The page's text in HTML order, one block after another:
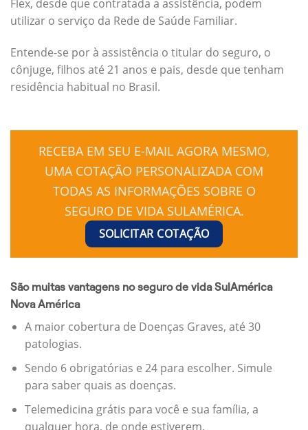
Flex, desde que contratada a assistência, podem
utilizar o serviço da Rede de Saúde Familiar.
Entende-se por à assistência o titular do seguro, o
cônjuge, filhos até 21 anos e pais, desde que tenham
residência habitual no Brasil.
RECEBA EM SEU E-MAIL AGORA MESMO,
UMA COTAÇÃO PERSONALIZADA COM
TODAS AS INFORMAÇÕES SOBRE O
SEGURO DE VIDA SULAMÉRICA.
SOLICITAR COTAÇÃO
São muitas vantagens no seguro de vida SulAmérica
Nova América
A maior cobertura de Doenças Graves, até 30
patologias.
Sendo 6 obrigatórias e 24 para escolher. Simule
para saber quais as doenças.
Telemedicina grátis para você e sua família, a
qualquer hora, de onde estiverem.